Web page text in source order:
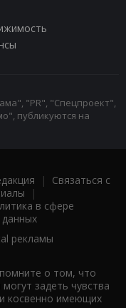
"PR", "Спецпроект",
публикуются на
| Связаться с
|
в сфере
рекламы
о том, что
задеть чувства
косвенно имеющих